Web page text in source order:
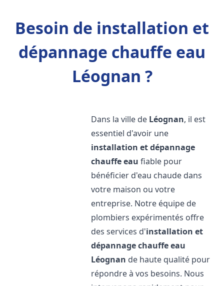
Besoin de installation et
dépannage chauffe eau
Léognan ?
Dans la ville de Léognan, il est
essentiel d'avoir une
installation et dépannage
chauffe eau fiable pour
bénéficier d'eau chaude dans
votre maison ou votre
entreprise. Notre équipe de
plombiers expérimentés offre
des services d'installation et
dépannage chauffe eau
Léognan de haute qualité pour
répondre à vos besoins. Nous